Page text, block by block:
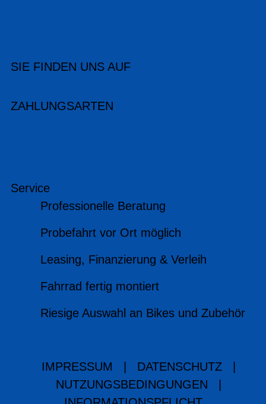
SIE FINDEN UNS AUF
ZAHLUNGSARTEN
Service
Professionelle Beratung
Probefahrt vor Ort möglich
Leasing, Finanzierung & Verleih
Fahrrad fertig montiert
Riesige Auswahl an Bikes und Zubehör
IMPRESSUM DATENSCHUTZ
NUTZUNGSBEDINGUNGEN